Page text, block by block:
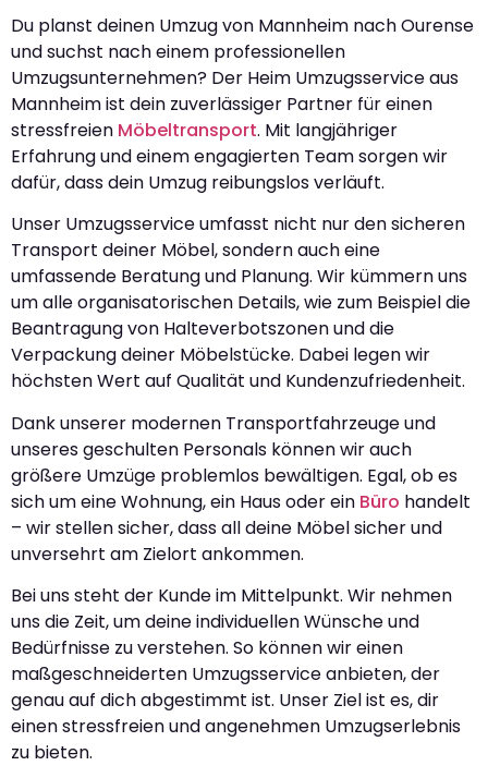
Du planst deinen Umzug von Mannheim nach Ourense
und suchst nach einem professionellen
Umzugsunternehmen? Der Heim Umzugsservice aus
Mannheim ist dein zuverlässiger Partner für einen
stressfreien Möbeltransport. Mit langjähriger
Erfahrung und einem engagierten Team sorgen wir
dafür, dass dein Umzug reibungslos verläuft.
Unser Umzugsservice umfasst nicht nur den sicheren
Transport deiner Möbel, sondern auch eine
umfassende Beratung und Planung. Wir kümmern uns
um alle organisatorischen Details, wie zum Beispiel die
Beantragung von Halteverbotszonen und die
Verpackung deiner Möbelstücke. Dabei legen wir
höchsten Wert auf Qualität und Kundenzufriedenheit.
Dank unserer modernen Transportfahrzeuge und
unseres geschulten Personals können wir auch
größere Umzüge problemlos bewältigen. Egal, ob es
sich um eine Wohnung, ein Haus oder ein Büro handelt
– wir stellen sicher, dass all deine Möbel sicher und
unversehrt am Zielort ankommen.
Bei uns steht der Kunde im Mittelpunkt. Wir nehmen
uns die Zeit, um deine individuellen Wünsche und
Bedürfnisse zu verstehen. So können wir einen
maßgeschneiderten Umzugsservice anbieten, der
genau auf dich abgestimmt ist. Unser Ziel ist es, dir
einen stressfreien und angenehmen Umzugserlebnis
zu bieten.